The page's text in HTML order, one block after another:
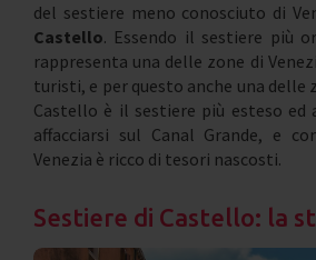
del sestiere meno conosciuto di
Castello. Essendo il sestiere più
rappresenta una delle zone di
turisti, e per questo anche una delle
Castello è il sestiere più esteso ed
affacciarsi sul Canal Grande, e
Venezia è ricco di tesori nascosti.
Sestiere di Castello: la